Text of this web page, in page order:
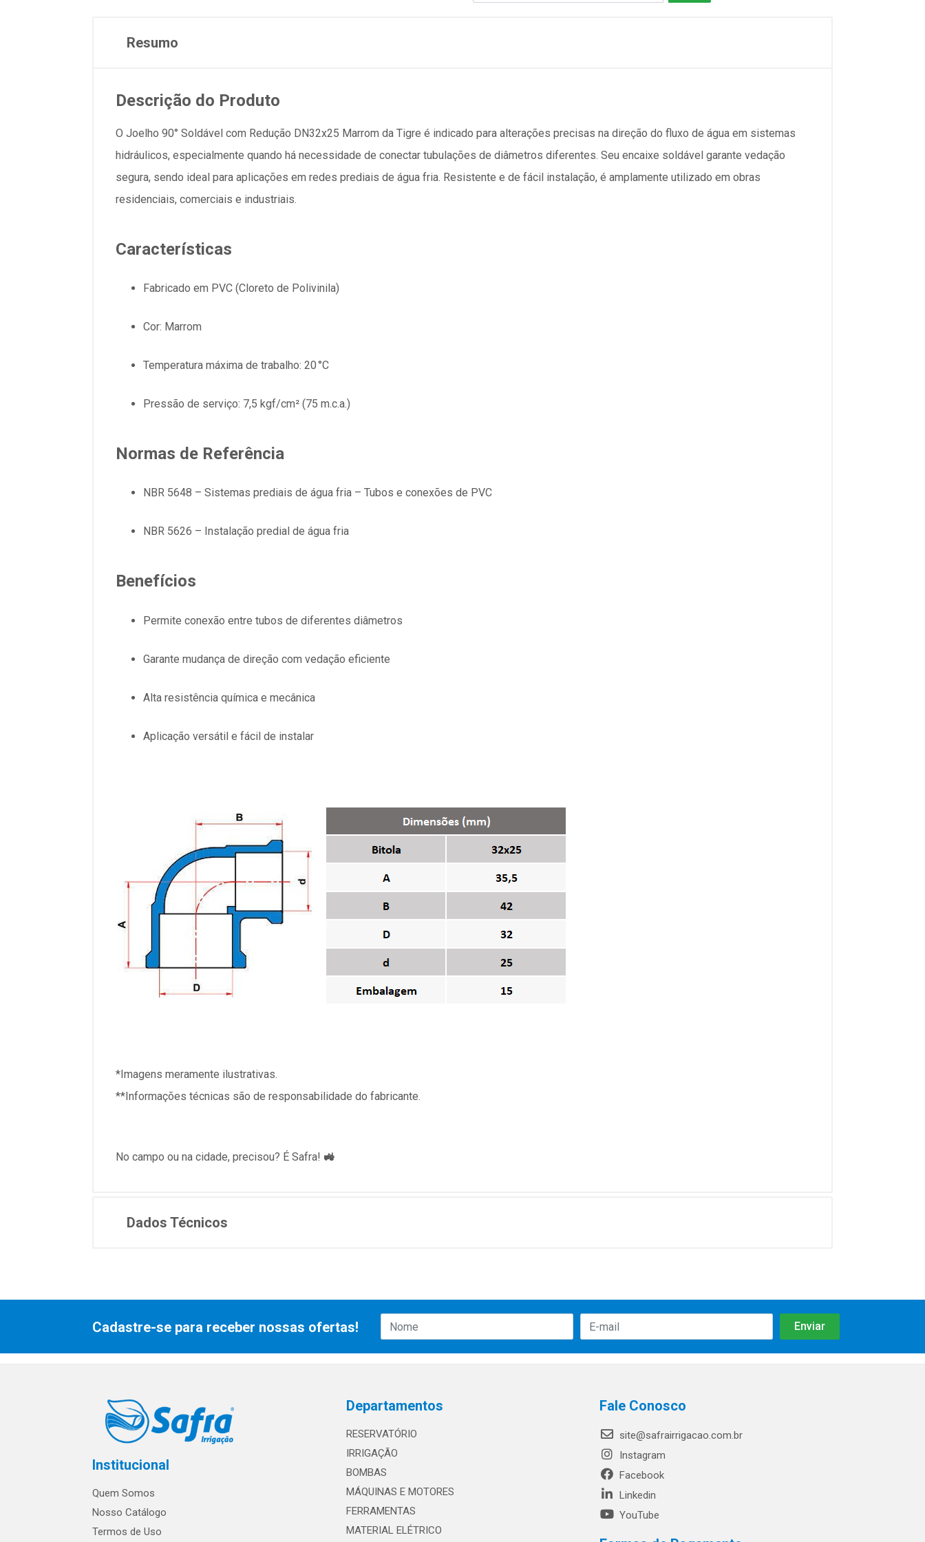
Resumo
Descrição do Produto
O Joelho 90° Soldável com Redução DN32x25 Marrom da Tigre é indicado para alterações precisas na direção do fluxo de água em sistemas
hidráulicos, especialmente quando há necessidade de conectar tubulações de diâmetros diferentes. Seu encaixe soldável garante vedação
segura, sendo ideal para aplicações em redes prediais de água fria. Resistente e de fácil instalação, é amplamente utilizado em obras
residenciais, comerciais e industriais.
Características
Fabricado em PVC (Cloreto de Polivinila)
Cor: Marrom
Temperatura máxima de trabalho: 20 °C
Pressão de serviço: 7,5 kgf/cm² (75 m.c.a.)
Normas de Referência
NBR 5648 – Sistemas prediais de água fria – Tubos e conexões de PVC
NBR 5626 – Instalação predial de água fria
Benefícios
Permite conexão entre tubos de diferentes diâmetros
Garante mudança de direção com vedação eficiente
Alta resistência química e mecânica
Aplicação versátil e fácil de instalar
*Imagens meramente ilustrativas.
**Informações técnicas são de responsabilidade do fabricante.
No campo ou na cidade, precisou? É Safra! 🚜
Dados Técnicos
Cadastre-se para receber nossas ofertas!
Institucional
Quem Somos
Nosso Catálogo
Termos de Uso
Departamentos
RESERVATÓRIO
IRRIGAÇÃO
BOMBAS
MÁQUINAS E MOTORES
FERRAMENTAS
MATERIAL ELÉTRICO
Fale Conosco
site@safrairrigacao.com.br
Instagram
Facebook
Linkedin
YouTube